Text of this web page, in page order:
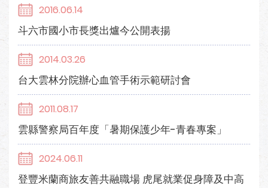
2016.06.14
斗六市國小市長獎出爐今公開表揚
2014.03.26
台大雲林分院辦心血管手術示範研討會
2011.08.17
雲縣警察局百年度「暑期保護少年-青春專案」
2024.06.11
登豐米蘭商旅友善共融職場 虎尾就業促身障及中高